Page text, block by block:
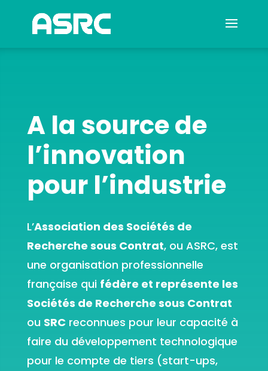
A la source de
l’innovation
pour l’industrie
L’Association des Sociétés de
Recherche sous Contrat, ou ASRC, est
une organisation professionnelle
française qui fédère et représente les
Sociétés de Recherche sous Contrat
ou SRCreconnues pour leur capacité à
faire du développement technologique
pour le compte de tiers (start-ups,